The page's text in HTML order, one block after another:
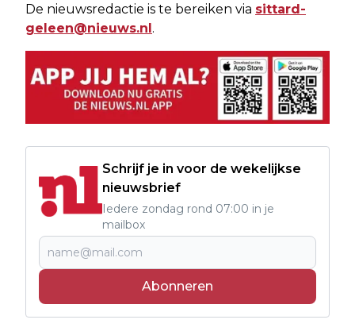
De nieuwsredactie is te bereiken via sittard-
geleen@nieuws.nl.
Schrijf je in voor de wekelijkse
nieuwsbrief
Iedere zondag rond 07:00 in je
mailbox
Abonneren